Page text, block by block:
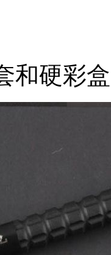
和硬彩盒